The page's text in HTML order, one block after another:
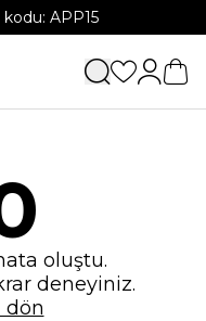
APP15
oluştu.
deneyiniz.
dön